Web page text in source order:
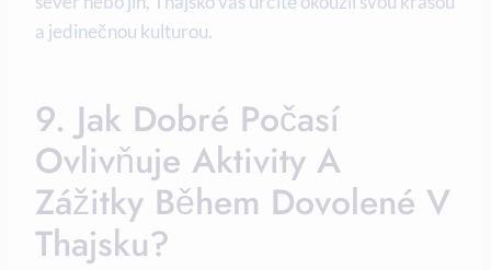
a jedinečnou kulturou.
9. Jak Dobré Počasí
Ovlivňuje Aktivity A
Zážitky Během Dovolené V
Thajsku?